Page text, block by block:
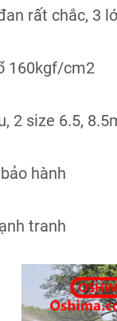
rất chắc, 3
160kgf/cm2
2 size 6.5,
hành
tranh